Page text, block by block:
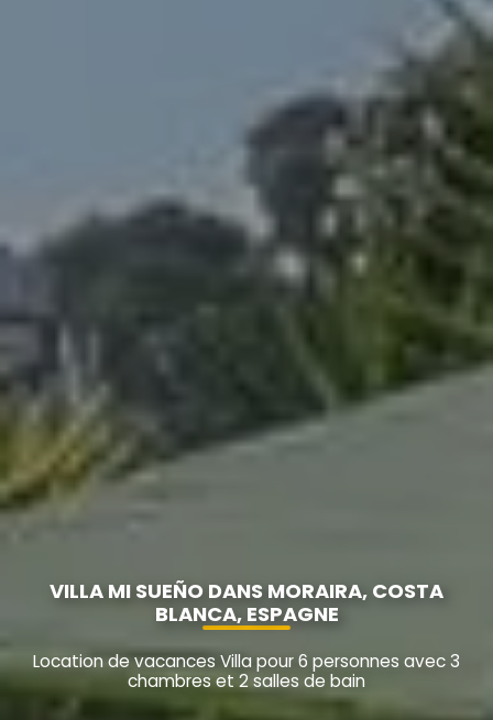
VILLA MI SUEÑO DANS MORAIRA, COSTA
BLANCA, ESPAGNE
Location de vacances Villa pour 6 personnes avec 3
chambres et 2 salles de bain